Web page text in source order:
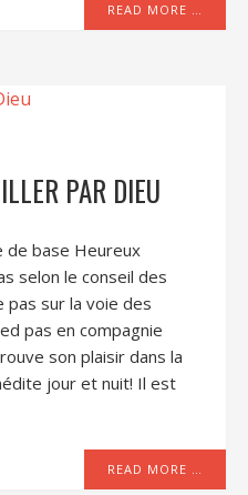
READ MORE …
PAR DIEU
de base Heureux
selon le conseil des
pas sur la voie des
pas en compagnie
son plaisir dans la
jour et nuit! Il est
READ MORE …